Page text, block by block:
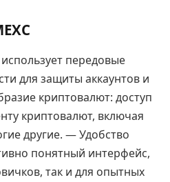
передовые
для защиты аккаунтов и
криптовалют: доступ
криптовалют, включая
другие. — Удобство
понятный интерфейс,
так и для опытных